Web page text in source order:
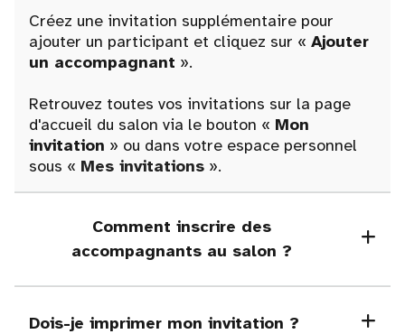
Créez une invitation supplémentaire pour
ajouter un participant et cliquez sur « Ajouter
un accompagnant ».
Retrouvez toutes vos invitations sur la page
d'accueil du salon via le bouton « Mon
invitation » ou dans votre espace personnel
sous « Mes invitations ».
Comment inscrire des
accompagnants au salon ?
Dois-je imprimer mon invitation ?